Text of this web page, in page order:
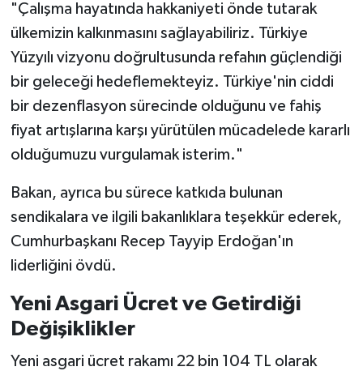
"Çalışma hayatında hakkaniyeti önde tutarak
ülkemizin kalkınmasını sağlayabiliriz. Türkiye
Yüzyılı vizyonu doğrultusunda refahın güçlendiği
bir geleceği hedeflemekteyiz. Türkiye'nin ciddi
bir dezenflasyon sürecinde olduğunu ve fahiş
fiyat artışlarına karşı yürütülen mücadelede kararlı
olduğumuzu vurgulamak isterim."
Bakan, ayrıca bu sürece katkıda bulunan
sendikalara ve ilgili bakanlıklara teşekkür ederek,
Cumhurbaşkanı Recep Tayyip Erdoğan'ın
liderliğini övdü.
Yeni Asgari Ücret ve Getirdiği
Değişiklikler
Yeni asgari ücret rakamı 22 bin 104 TL olarak